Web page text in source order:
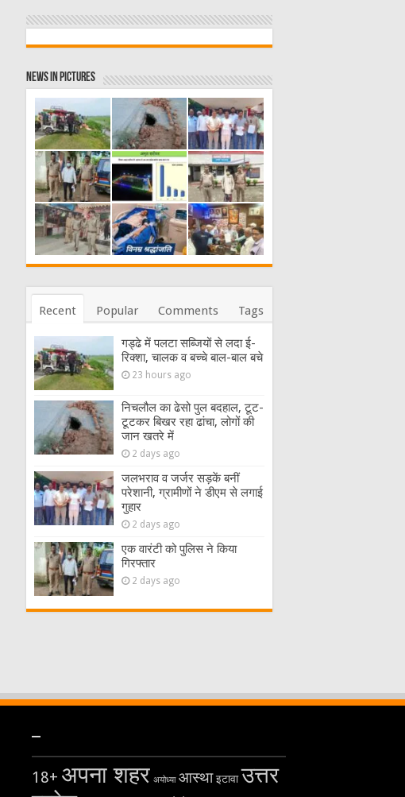
News in Pictures
Recent Popular Comments Tags
गड्ढे में पलटा सब्जियों से लदा ई-
रिक्शा, चालक व बच्चे बाल-बाल बचे
23 hours ago
निचलौल का ढेसो पुल बदहाल, टूट-
टूटकर बिखर रहा ढांचा, लोगों की
जान खतरे में
2 days ago
जलभराव व जर्जर सड़कें बनीं
परेशानी, ग्रामीणों ने डीएम से लगाई
गुहार
2 days ago
एक वारंटी को पुलिस ने किया
गिरफ्तार
2 days ago
–
18+ अपना शहर अयोध्या आस्था इटावा उत्तर